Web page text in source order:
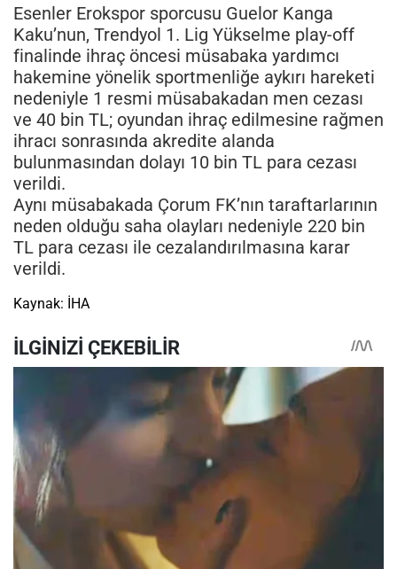
Esenler Erokspor sporcusu Guelor Kanga
Kaku’nun, Trendyol 1. Lig Yükselme play-off
finalinde ihraç öncesi müsabaka yardımcı
hakemine yönelik sportmenliğe aykırı hareketi
nedeniyle 1 resmi müsabakadan men cezası
ve 40 bin TL; oyundan ihraç edilmesine rağmen
ihracı sonrasında akredite alanda
bulunmasından dolayı 10 bin TL para cezası
verildi.
Aynı müsabakada Çorum FK’nın taraftarlarının
neden olduğu saha olayları nedeniyle 220 bin
TL para cezası ile cezalandırılmasına karar
verildi.
Kaynak: İHA